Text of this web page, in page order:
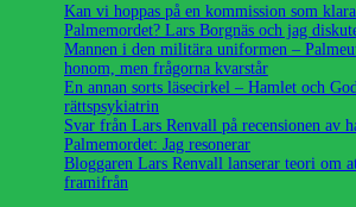
Kan vi hoppas på en kommission som
Palmemordet? Lars Borgnäs och jag
Mannen i den militära uniformen –
honom, men frågorna kvarstår
En annan sorts läsecirkel – Hamlet och
rättspsykiatrin
Svar från Lars Renvall på recensionen av
Palmemordet: Jag resonerar
Bloggaren Lars Renvall lanserar teori om
framifrån